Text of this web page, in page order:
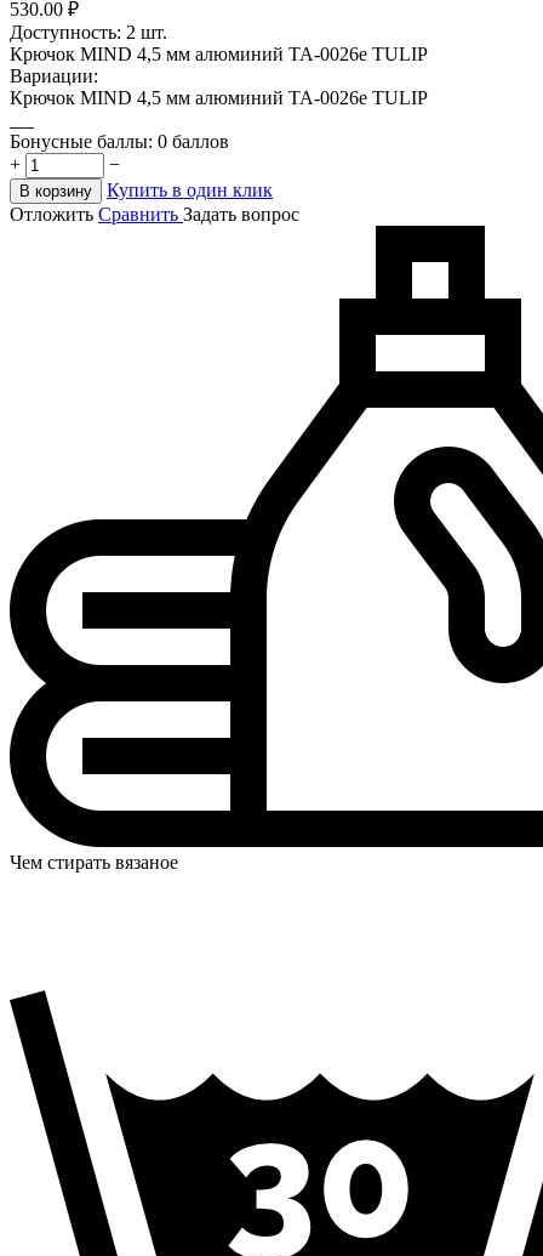
530.00 ₽
Доступность: 2 шт.
Крючок MIND 4,5 мм алюминий TA-0026e TULIP
Вариации:
Крючок MIND 4,5 мм алюминий TA-0026e TULIP
Бонусные баллы: 0 баллов
+
−
В корзину
Купить в один клик
Отложить Сравнить Задать вопрос
Чем стирать вязаное